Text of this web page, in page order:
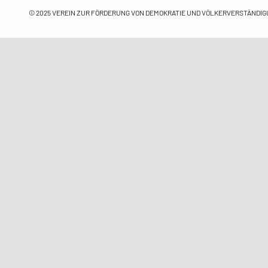
© 2025VEREIN ZUR FÖRDERUNG VON DEMOKRATIE UND